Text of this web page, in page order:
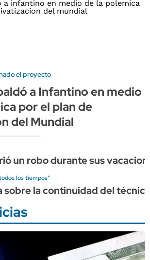
el proyecto
a Infantino en medio
por el plan de
del Mundial
un robo durante sus
los tiempos"
sobre la continuidad del